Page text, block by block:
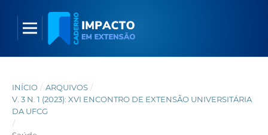
INÍCIO / ARQUIVOS /
V. 3 N. 1 (2023): XVI ENCONTRO DE EXTENSÃO UNIVERSITÁRIA
DA UFCG
/